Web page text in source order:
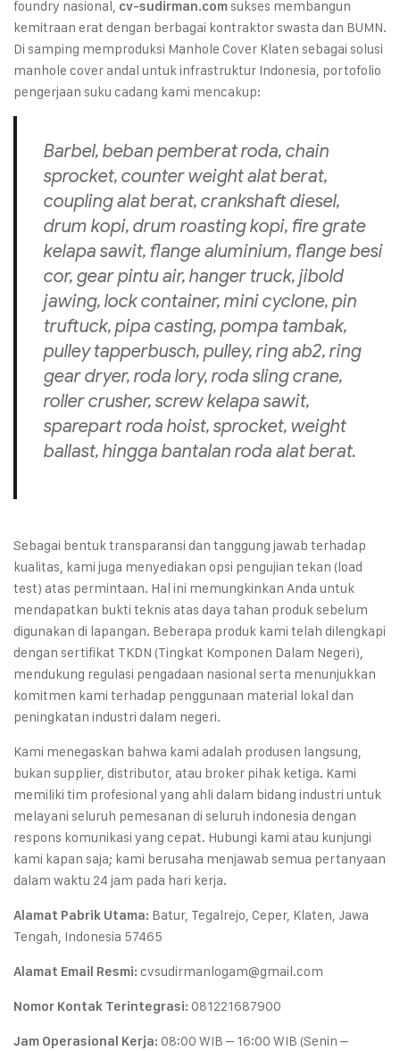
foundry nasional, cv-sudirman.com sukses membangun
kemitraan erat dengan berbagai kontraktor swasta dan BUMN.
Di samping memproduksi Manhole Cover Klaten sebagai solusi
manhole cover andal untuk infrastruktur Indonesia, portofolio
pengerjaan suku cadang kami mencakup:
Barbel, beban pemberat roda, chain
sprocket, counter weightalat berat,
couplingalat berat, crankshaftdiesel,
drum kopi, drum roasting kopi, fire grate
kelapa sawit, flangealuminium, flangebesi
cor, gearpintu air, hanger truck, jibold
jawing, lock container, mini cyclone, pin
truftuck, pipa casting, pompa tambak,
pulley tapperbusch, pulley, ring ab2, ring
gear dryer, roda lory, roda sling crane,
roller crusher, screwkelapa sawit,
sparepartroda hoist, sprocket, weight
ballast, hingga bantalan roda alat berat.
Sebagai bentuk transparansi dan tanggung jawab terhadap
kualitas, kami juga menyediakan opsi pengujian tekan (load
test) atas permintaan. Hal ini memungkinkan Anda untuk
mendapatkan bukti teknis atas daya tahan produk sebelum
digunakan di lapangan. Beberapa produk kami telah dilengkapi
dengan sertifikat TKDN (Tingkat Komponen Dalam Negeri),
mendukung regulasi pengadaan nasional serta menunjukkan
komitmen kami terhadap penggunaan material lokal dan
peningkatan industri dalam negeri.
Kami menegaskan bahwa kami adalah produsen langsung,
bukan supplier, distributor, atau broker pihak ketiga. Kami
memiliki tim profesional yang ahli dalam bidang industri untuk
melayani seluruh pemesanan di seluruh indonesia dengan
respons komunikasi yang cepat. Hubungi kami atau kunjungi
kami kapan saja; kami berusaha menjawab semua pertanyaan
dalam waktu 24 jam pada hari kerja.
Alamat Pabrik Utama: Batur, Tegalrejo, Ceper, Klaten, Jawa
Tengah, Indonesia 57465
Alamat Email Resmi: cvsudirmanlogam@gmail.com
Nomor Kontak Terintegrasi: 081221687900
Jam Operasional Kerja: 08:00 WIB – 16:00 WIB (Senin –